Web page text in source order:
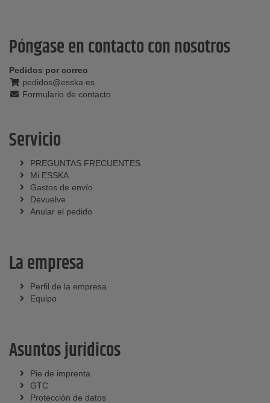
Póngase en contacto con nosotros
Pedidos por correo
pedidos@esska.es
Formulario de contacto
Servicio
PREGUNTAS FRECUENTES
Mi ESSKA
Gastos de envío
Devuelve
Anular el pedido
La empresa
Perfil de la empresa
Equipo
Asuntos jurídicos
Pie de imprenta
GTC
Protección de datos